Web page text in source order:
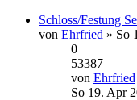
Schloss/Festung
von Ehrfried » So
0
53387
von Ehrfried
So 19. Apr